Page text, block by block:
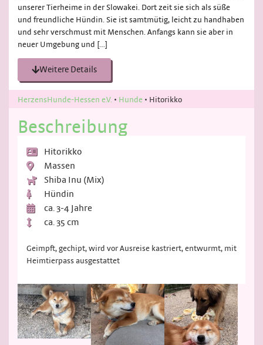
unserer Tierheime in der Slowakei. Dort zeit sie sich als süße
und freundliche Hündin. Sie ist samtmütig, leicht zu handhaben
und sehr verschmust mit Menschen. Anfangs kann sie aber in
neuer Umgebung und […]
Weitere Details
HerzensHunde-Hessen e.V. • Hunde • Hitorikko
Beschreibung
Hitorikko
Massen
Shiba Inu (Mix)
Hündin
ca. 3-4 Jahre
ca. 35 cm
Geimpft, gechipt, wird vor Ausreise kastriert, entwurmt, mit
Heimtierpass ausgestattet